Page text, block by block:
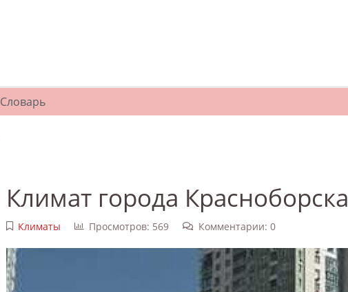
Словарь
Климат города Красноборска
Климаты Просмотров: 569 Комментарии: 0